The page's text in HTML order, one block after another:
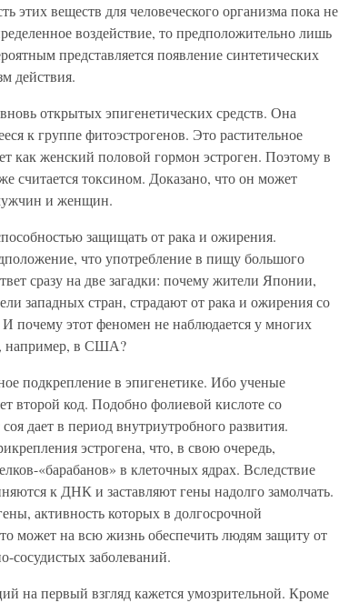
этих веществ для человеческого организма пока не
воздействие, то предположительно лишь
представляется появление синтетических
действия.
открытых эпигенетических средств. Она
к группе фитоэстрогенов. Это растительное
как женский половой гормон эстроген. Поэтому в
считается токсином. Доказано, что он может
и женщин.
защищать от рака и ожирения.
что употребление в пищу большого
сразу на две загадки: почему жители Японии,
западных стран, страдают от рака и ожирения со
почему этот феномен не наблюдается у многих
например, в США?
подкрепление в эпигенетике. Ибо ученые
второй код. Подобно фолиевой кислоте со
дает в период внутриутробного развития.
эстрогена, что, в свою очередь,
«барабанов» в клеточных ядрах. Вследствие
к ДНК и заставляют гены надолго замолчать.
активность которых в долгосрочной
может на всю жизнь обеспечить людям защиту от
сосудистых заболеваний.
на первый взгляд кажется умозрительной. Кроме